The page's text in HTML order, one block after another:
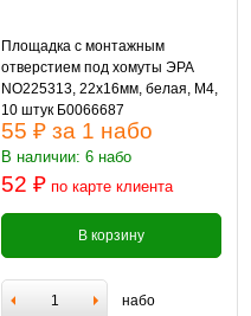
Площадка с монтажным
отверстием под хомуты ЭРА
NO225313, 22x16мм, белая, М4,
10 штук Б0066687
55 ₽ за 1 набо
В наличии: 6 набо
52 ₽ по карте клиента
В корзину
набо